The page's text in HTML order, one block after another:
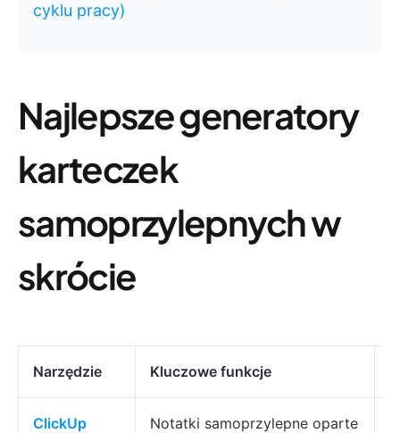
cyklu pracy)
Najlepsze generatory
karteczek
samoprzylepnych w
skrócie
Narzędzie Kluczowe funkcje
ClickUp
Notatki samoprzylepne oparte